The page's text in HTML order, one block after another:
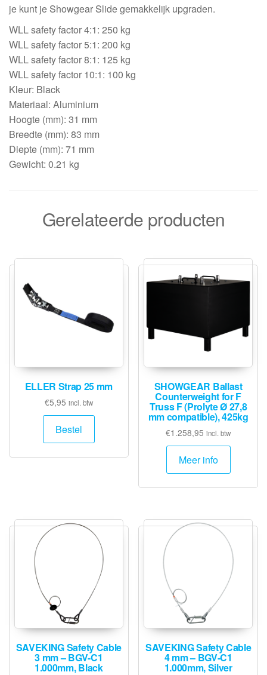
je kunt je Showgear Slide gemakkelijk upgraden.
WLL safety factor 4:1: 250 kg
WLL safety factor 5:1: 200 kg
WLL safety factor 8:1: 125 kg
WLL safety factor 10:1: 100 kg
Kleur: Black
Materiaal: Aluminium
Hoogte (mm): 31 mm
Breedte (mm): 83 mm
Diepte (mm): 71 mm
Gewicht: 0.21 kg
Gerelateerde producten
ELLER Strap 25 mm
€5,95 incl. btw
Bestel
SHOWGEAR Ballast
Counterweight for F
Truss F (Prolyte Ø 27,8
mm compatible), 425kg
€1.258,95 incl. btw
Meer info
SAVEKING Safety Cable
3 mm – BGV-C1
1.000mm, Black
SAVEKING Safety Cable
4 mm – BGV-C1
1.000mm, Silver